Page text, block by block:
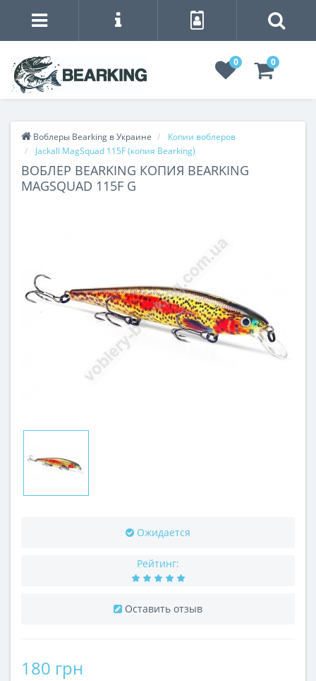
0 0
Воблеры Bearking в Украине
Копии воблеров
Jackall MagSquad 115F (копия Bearking)
ВОБЛЕР BEARKING КОПИЯ BEARKING
MAGSQUAD 115F G
Ожидается
Рейтинг:
Оставить отзыв
180 грн